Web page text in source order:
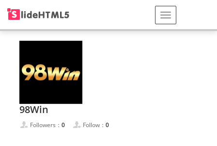
98Win
Followers： 0 Follow： 0